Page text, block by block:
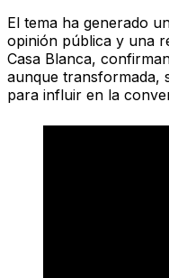
El tema ha generado
opinión pública y una
Casa Blanca,
aunque transformada,
para influir en la